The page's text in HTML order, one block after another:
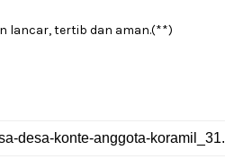
lancar, tertib dan aman.(**)